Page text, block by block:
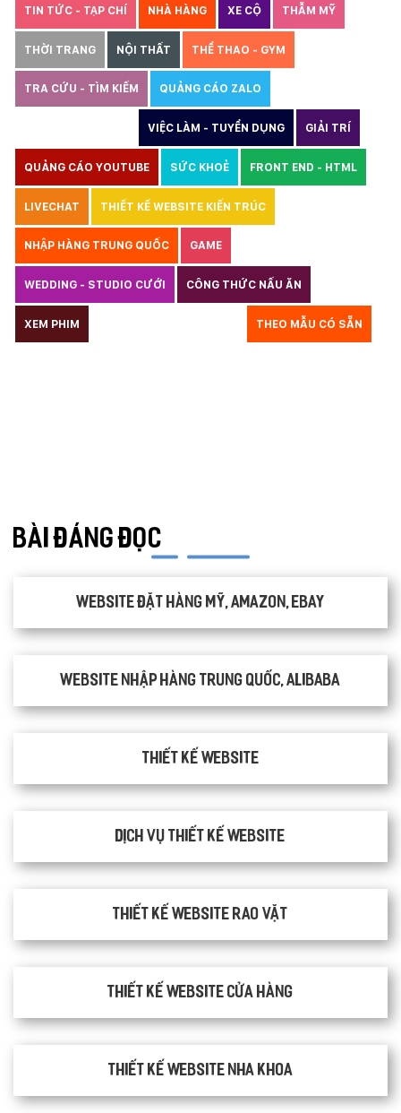
TIN TỨC - TẠP CHÍ NHÀ HÀNG XE CỘ THẪM MỸ
THỜI TRANG NỘI THẤT THỂ THAO - GYM
TRA CỨU - TÌM KIẾM QUẢNG CÁO ZALO
VIỆC LÀM - TUYỂN DỤNG GIẢI TRÍ
QUẢNG CÁO YOUTUBE SỨC KHOẺ FRONT END - HTML
LIVECHAT THIẾT KẾ WEBSITE KIẾN TRÚC
NHẬP HÀNG TRUNG QUỐC GAME
WEDDING - STUDIO CƯỚI CÔNG THỨC NẤU ĂN
XEM PHIM THEO MẪU CÓ SẴN
BÀI ĐÁNG ĐỌC
Website đặt hàng Mỹ, Amazon, Ebay
Website nhập hàng Trung Quốc, Alibaba
Thiết kế website
Dịch vụ thiết kế website
thiết kế website rao vặt
Thiết kế website cửa hàng
Thiết kế website nha khoa